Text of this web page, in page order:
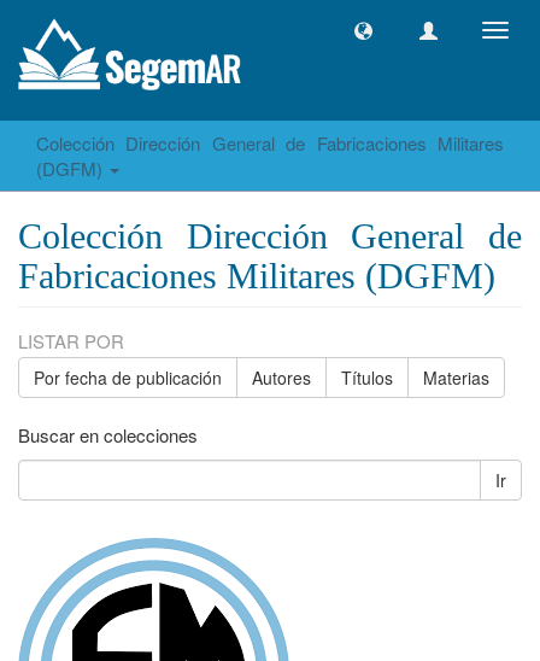
Colección Dirección General de Fabricaciones Militares
(DGFM)
Colección Dirección General de
Fabricaciones Militares (DGFM)
LISTAR POR
Por fecha de publicación Autores Títulos Materias
Buscar en colecciones
Ir